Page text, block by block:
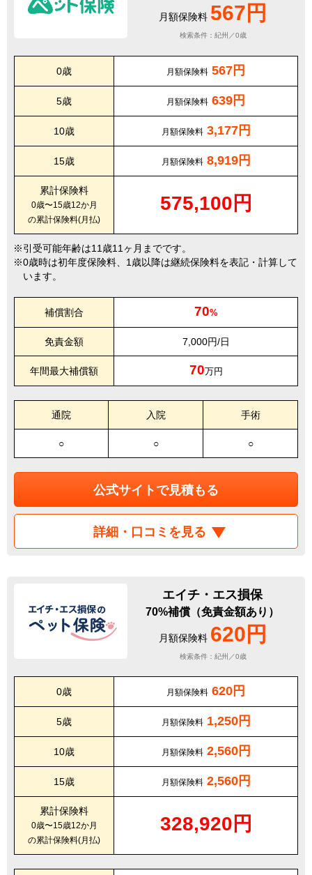
月額保険料 567円
検索条件：紀州／0歳
0歳 月額保険料 567円
5歳 月額保険料 639円
10歳 月額保険料 3,177円
15歳 月額保険料 8,919円
累計保険料
0歳〜15歳12か月
の累計保険料(月払)
575,100円
引受可能年齢は11歳11ヶ月までです。
0歳時は初年度保険料、1歳以降は継続保険料を表記・計算して
います。
補償割合 70%
免責金額 7,000円/日
年間最大補償額 70万円
通院 入院 手術
○ ○ ○
公式サイトで見積もる
詳細・口コミを見る
エイチ・エス損保
70%補償（免責金額あり）
月額保険料 620円
検索条件：紀州／0歳
0歳 月額保険料 620円
5歳 月額保険料 1,250円
10歳 月額保険料 2,560円
15歳 月額保険料 2,560円
累計保険料
0歳〜15歳12か月
の累計保険料(月払)
328,920円